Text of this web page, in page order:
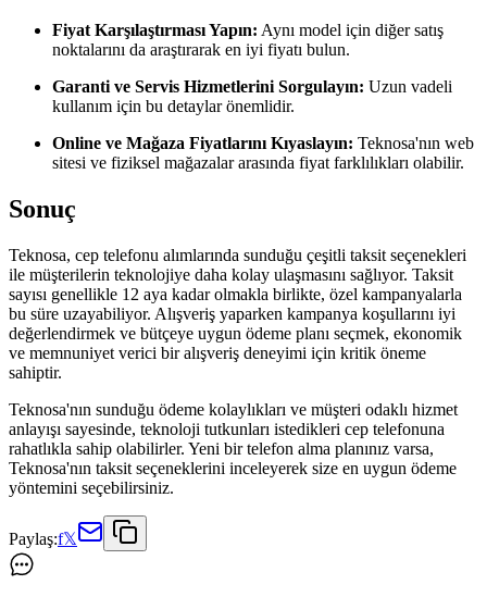
Fiyat Karşılaştırması Yapın: Aynı model için diğer satış
noktalarını da araştırarak en iyi fiyatı bulun.
Garanti ve Servis Hizmetlerini Sorgulayın: Uzun vadeli
kullanım için bu detaylar önemlidir.
Online ve Mağaza Fiyatlarını Kıyaslayın: Teknosa'nın web
sitesi ve fiziksel mağazalar arasında fiyat farklılıkları olabilir.
Sonuç
Teknosa, cep telefonu alımlarında sunduğu çeşitli taksit seçenekleri
ile müşterilerin teknolojiye daha kolay ulaşmasını sağlıyor. Taksit
sayısı genellikle 12 aya kadar olmakla birlikte, özel kampanyalarla
bu süre uzayabiliyor. Alışveriş yaparken kampanya koşullarını iyi
değerlendirmek ve bütçeye uygun ödeme planı seçmek, ekonomik
ve memnuniyet verici bir alışveriş deneyimi için kritik öneme
sahiptir.
Teknosa'nın sunduğu ödeme kolaylıkları ve müşteri odaklı hizmet
anlayışı sayesinde, teknoloji tutkunları istedikleri cep telefonuna
rahatlıkla sahip olabilirler. Yeni bir telefon alma planınız varsa,
Teknosa'nın taksit seçeneklerini inceleyerek size en uygun ödeme
yöntemini seçebilirsiniz.
Paylaş:f𝕏